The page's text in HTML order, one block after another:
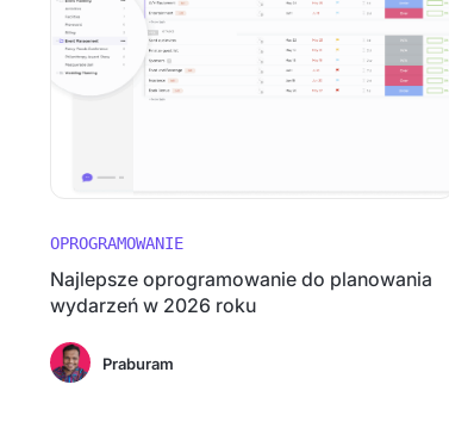
OPROGRAMOWANIE
Najlepsze oprogramowanie do planowania
wydarzeń w 2026 roku
Praburam